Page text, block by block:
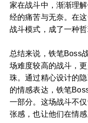
家在战斗中，渐渐理
经的痛苦与无奈。在
战斗模式，成了一种哲
总结来说，铁笔Boss
场难度较高的战斗，
珠。通过精心设计的
的情感表达，铁笔
一部分。这场战斗不
张感，也让他们在情